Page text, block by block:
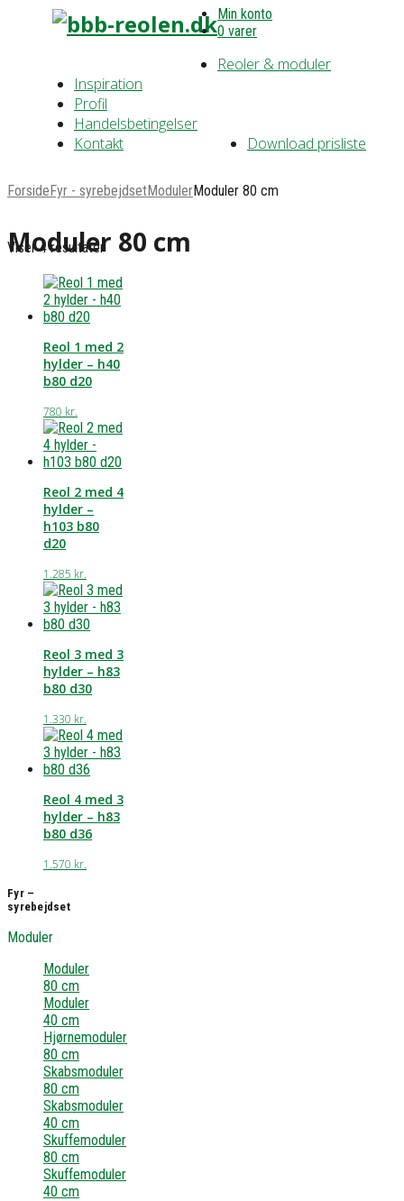
Min konto
0 varer
Reoler & moduler
Inspiration
Profil
Handelsbetingelser
Download prisliste
Kontakt
ForsideFyr - syrebejdsetModulerModuler 80 cm
Moduler 80 cm
Viser 4 resultater
Reol 1 med 2
hylder – h40
b80 d20
780 kr.
Reol 2 med 4
hylder –
h103 b80
d20
1.285 kr.
Reol 3 med 3
hylder – h83
b80 d30
1.330 kr.
Reol 4 med 3
hylder – h83
b80 d36
1.570 kr.
Fyr –
syrebejdset
Moduler
Moduler
80 cm
Moduler
40 cm
Hjørnemoduler
80 cm
Skabsmoduler
80 cm
Skabsmoduler
40 cm
Skuffemoduler
80 cm
Skuffemoduler
40 cm